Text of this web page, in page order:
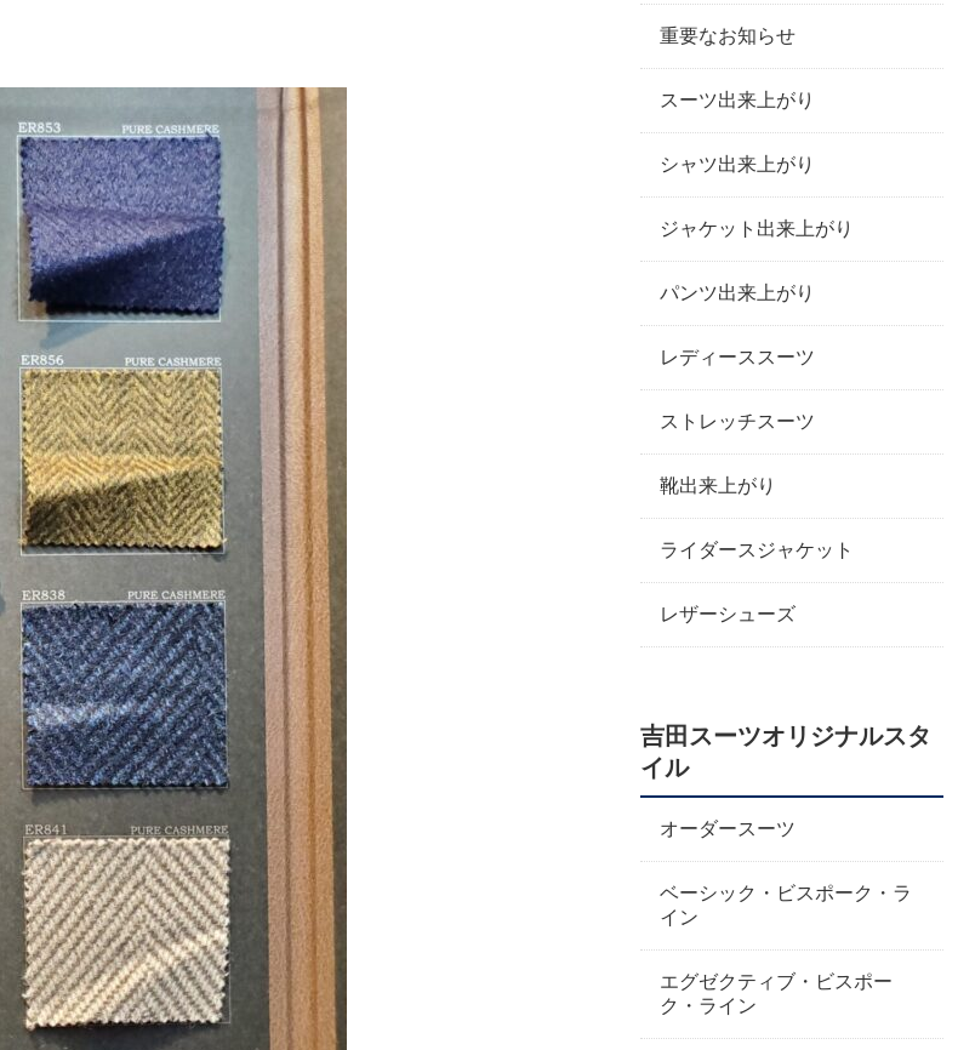
重要なお知らせ
スーツ出来上がり
シャツ出来上がり
ジャケット出来上がり
パンツ出来上がり
レディーススーツ
ストレッチスーツ
靴出来上がり
ライダースジャケット
レザーシューズ
吉田スーツオリジナルスタ
イル
オーダースーツ
ベーシック・ビスポーク・ラ
イン
エグゼクティブ・ビスポー
ク・ライン